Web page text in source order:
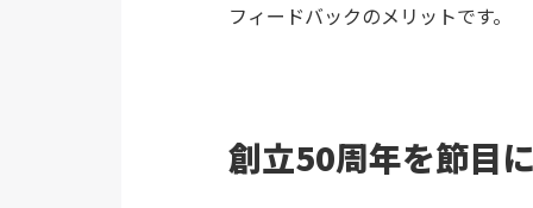
フィードバックのメリットです。
創立50周年を節目